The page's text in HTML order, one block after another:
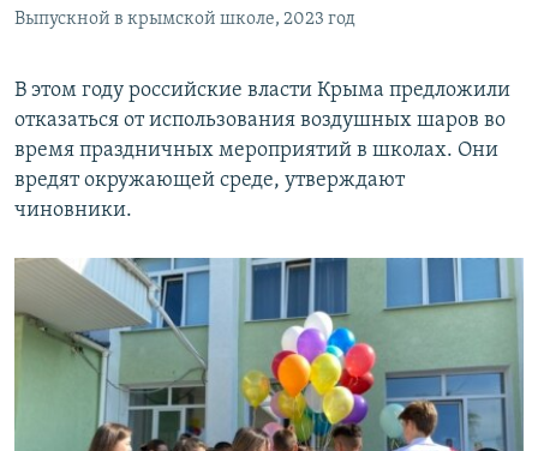
Выпускной в крымской школе, 2023 год
В этом году российские власти Крыма предложили
отказаться от использования воздушных шаров во
время праздничных мероприятий в школах. Они
вредят окружающей среде, утверждают
чиновники.